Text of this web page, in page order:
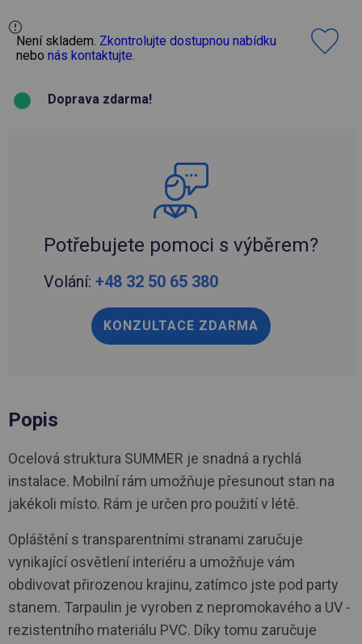
Není skladem. Zkontrolujte dostupnou nabídku
nebo nás kontaktujte.
Doprava zdarma!
Potřebujete pomoci s výběrem?
Volání: +48 32 50 65 380
KONZULTACE ZDARMA
Popis
Ocelová struktura SUMMER je snadná a rychlá
instalace. Mobilní rám umožňuje přesunout stan na
jakékoli místo. Rám je určen pro použití v létě.
Opláštění s transparentními stranami zaručuje
vynikající osvětlení interiéru a umožňuje vám
obdivovat přirozenou krajinu, zatímco jste pod party
stanem. Tarpaulin je vyroben z nepromokavého a UV -
rezistentního materiálu PVC. Díky tomu zaručuje